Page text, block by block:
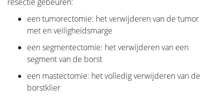
uw probleem.
Deze website moet een houvast en steun zijn voor
patiënten op weg naar herstel en een beter leven.
Het "Diagnose" gedeelte van onze website is
opgesteld in twee belangrijke delen. Ten eerste
zorgen we in "Anatomie en Fysiologie" voor een
basiskennis van de borst. In het tweede deel
een tumorectomie: het verwijderen van de tumor
met en veiligheidsmarge
een segmentectomie: het verwijderen van een
segment van de borst
een mastectomie: het volledig verwijderen van de
borstklier